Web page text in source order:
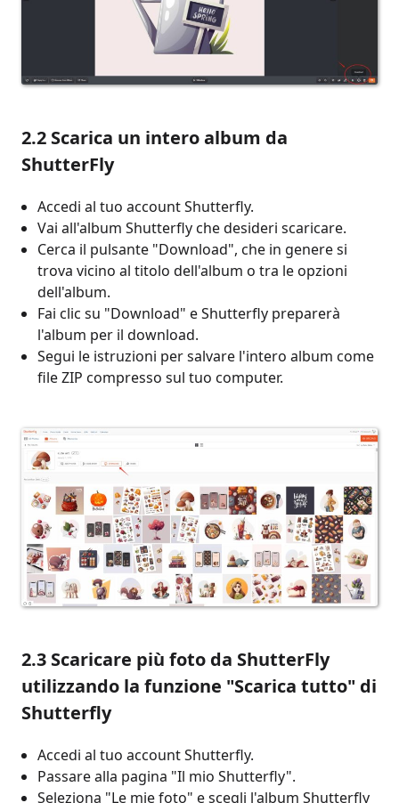
2.2 Scarica un intero album da
ShutterFly
Accedi al tuo account Shutterfly.
Vai all'album Shutterfly che desideri scaricare.
Cerca il pulsante "Download", che in genere si
trova vicino al titolo dell'album o tra le opzioni
dell'album.
Fai clic su "Download" e Shutterfly preparerà
l'album per il download.
Segui le istruzioni per salvare l'intero album come
file ZIP compresso sul tuo computer.
2.3 Scaricare più foto da ShutterFly
utilizzando la funzione "Scarica tutto" di
Shutterfly
Accedi al tuo account Shutterfly.
Passare alla pagina "Il mio Shutterfly".
Seleziona "Le mie foto" e scegli l'album Shutterfly